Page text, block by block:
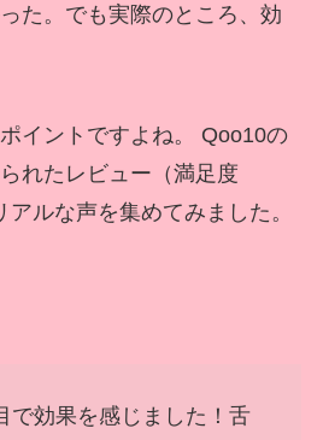
た。でも実際のところ、効
イントですよね。 Qoo10の
れたレビュー（満足度
ルな声を集めてみました。
で効果を感じました！舌